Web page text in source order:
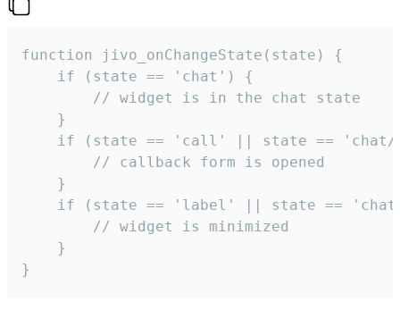
function jivo_onChangeState(state) {
    if (state == 'chat') {
        // widget is in the chat state
    }
if (state == 'call' || state ==
        // callback form is opened
    }
if (state == 'label' || state ==
        // widget is minimized
    }
}